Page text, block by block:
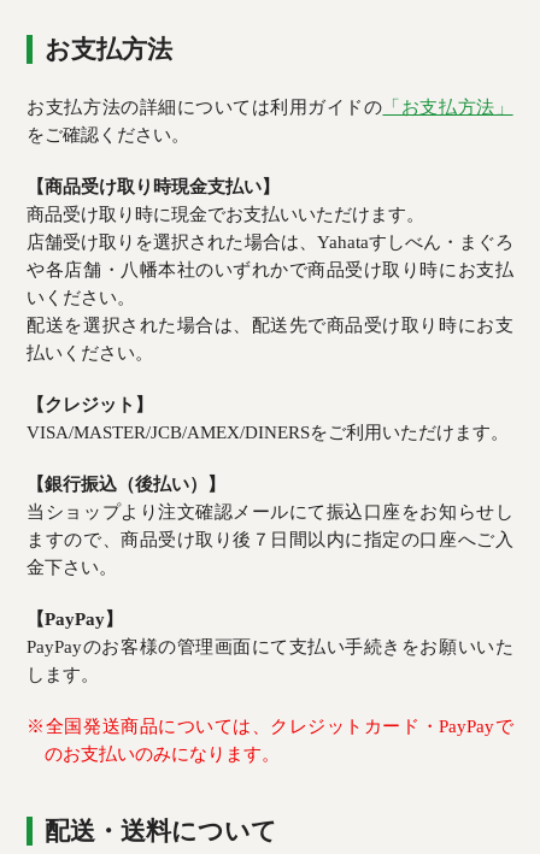
お支払方法
お支払方法の詳細については利用ガイドの 「お支払方法」
をご確認ください。
【商品受け取り時現金支払い】
商品受け取り時に現金でお支払いいただけます。
店舗受け取りを選択された場合は、Yahataすしべん・まぐろ
や各店舗・八幡本社のいずれかで商品受け取り時にお支払
いください。
配送を選択された場合は、配送先で商品受け取り時にお支
払いください。
【クレジット】
VISA/MASTER/JCB/AMEX/DINERSをご利用いただけます。
【銀行振込（後払い）】
当ショップより注文確認メールにて振込口座をお知らせし
ますので、商品受け取り後７日間以内に指定の口座へご入
金下さい。
【PayPay】
PayPayのお客様の管理画面にて支払い手続きをお願いいた
します。
※全国発送商品については、クレジットカード・PayPayで
のお支払いのみになります。
配送・送料について